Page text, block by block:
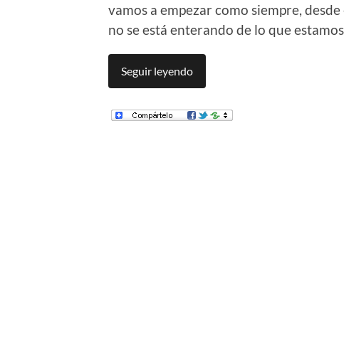
vamos a empezar como siempre,
no se está enterando de lo que
Seguir leyendo